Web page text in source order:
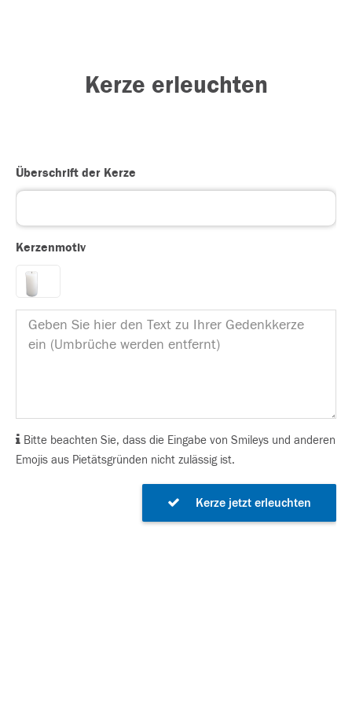
Kerze erleuchten
Überschrift der Kerze
Kerzenmotiv
Bitte beachten Sie, dass die Eingabe von Smileys und anderen
Emojis aus Pietätsgründen nicht zulässig ist.
Kerze jetzt erleuchten